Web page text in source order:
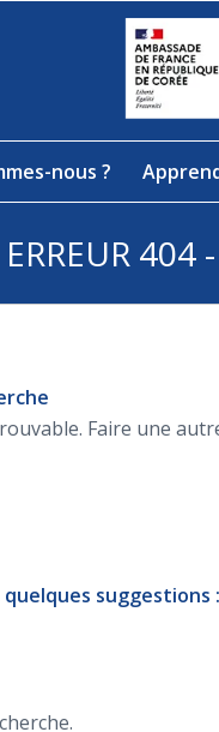
nous ?
ERREUR 404
Faire une
suggestions :